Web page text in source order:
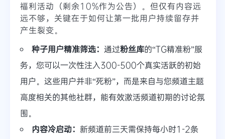
福利活动（剩余10%作为公告）。但仅有内容远
远不够，关键在于如何让第一批用户持续留存并
产生裂变。
种子用户精准筛选： 通过粉丝库的“TG精准粉”服
务，您可以一次性注入300-500个真实活跃的初始
用户。这些用户并非“死粉”，而是来自与您频道主题
高度相关的其他社群，能有效激活频道初期的讨论氛
围。
内容冷启动： 新频道前三天需保持每小时1-2条